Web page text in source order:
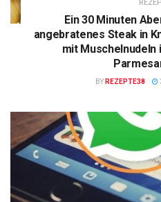
Ein 30 Minuten
angebratenes Steak in
mit
BY REZEPTE38